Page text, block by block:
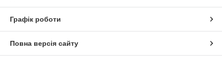
Графік роботи
Повна версія сайту